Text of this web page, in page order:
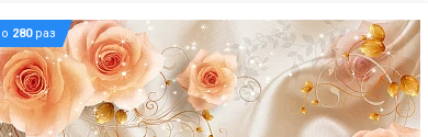
280раз